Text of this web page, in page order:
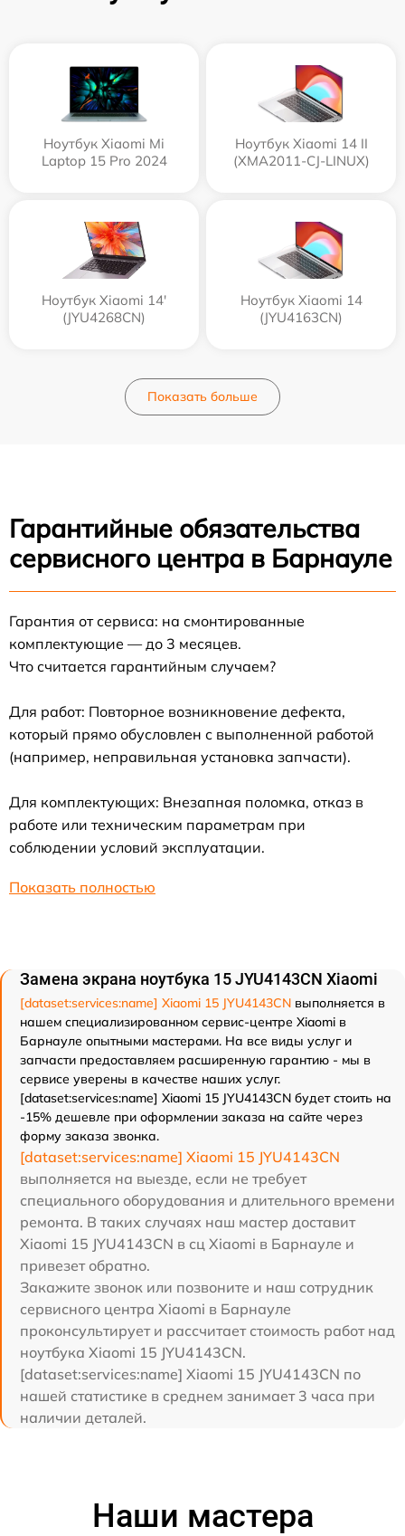
Ноутбук Xiaomi Mi
Laptop 15 Pro 2024
Ноутбук Xiaomi 14 II
(XMA2011-CJ-LINUX)
Ноутбук Xiaomi 14'
(JYU4268CN)
Ноутбук Xiaomi 14
(JYU4163CN)
Показать больше
Гарантийные обязательства
сервисного центра в Барнауле
Гарантия от сервиса: на смонтированные
комплектующие — до 3 месяцев.
Что считается гарантийным случаем?
Для работ: Повторное возникновение дефекта,
который прямо обусловлен с выполненной работой
(например, неправильная установка запчасти).
Для комплектующих: Внезапная поломка, отказ в
работе или техническим параметрам при
соблюдении условий эксплуатации.
Показать полностью
Замена экрана ноутбука 15 JYU4143CN Xiaomi
[dataset:services:name] Xiaomi 15 JYU4143CN выполняется в
нашем специализированном сервис-центре Xiaomi в
Барнауле опытными мастерами. На все виды услуг и
запчасти предоставляем расширенную гарантию - мы в
сервисе уверены в качестве наших услуг.
[dataset:services:name] Xiaomi 15 JYU4143CN будет стоить на
-15% дешевле при оформлении заказа на сайте через
форму заказа звонка.
[dataset:services:name] Xiaomi 15 JYU4143CN
выполняется на выезде, если не требует
специального оборудования и длительного времени
ремонта. В таких случаях наш мастер доставит
Xiaomi 15 JYU4143CN в сц Xiaomi в Барнауле и
привезет обратно.
Закажите звонок или позвоните и наш сотрудник
сервисного центра Xiaomi в Барнауле
проконсультирует и рассчитает стоимость работ над
ноутбука Xiaomi 15 JYU4143CN.
[dataset:services:name] Xiaomi 15 JYU4143CN по
нашей статистике в среднем занимает 3 часа при
наличии деталей.
Наши мастера